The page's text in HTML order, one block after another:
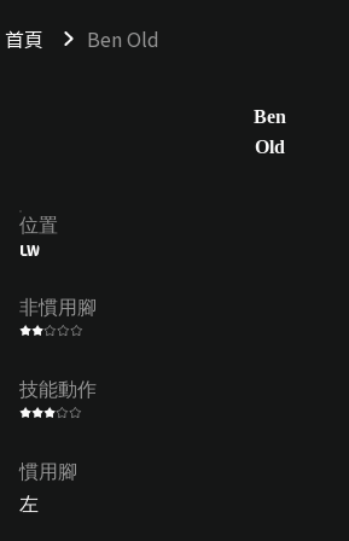
首頁 Ben Old
Ben
Old
位置
LW
非慣用腳
技能動作
慣用腳
左